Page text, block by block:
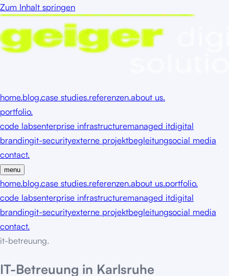
Zum Inhalt springen
home.blog.case studies.referenzen.about us.
portfolio.
code labsenterprise infrastructuremanaged itdigital
brandingit-securityexterne projektbegleitungsocial media
contact.
menu
home.blog.case studies.referenzen.about us.portfolio.
code labsenterprise infrastructuremanaged itdigital
brandingit-securityexterne projektbegleitungsocial media
contact.
it-betreuung.
IT-Betreuung in Karlsruhe